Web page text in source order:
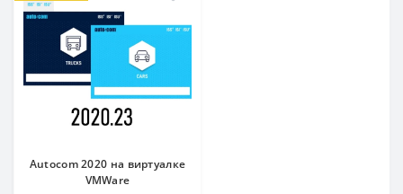
Autocom 2020 на виртуалке
VMWare